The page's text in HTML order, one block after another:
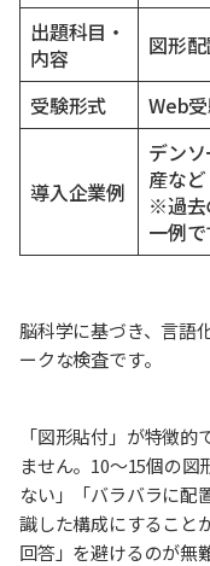
出題科目・
内容
図形
受験形式 Web
導入企業例
デン
産など
※過去
一例で
脳科学に基づき、言語
ークな検査です。
「図形貼付」が特徴
ません。10〜15個の
ない」「バラバラに配
識した構成にすること
回答」を避けるのが無